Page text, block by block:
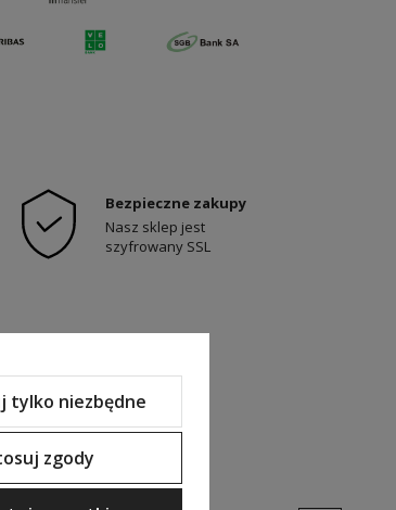
Bezpieczne zakupy
Nasz sklep jest
szyfrowany SSL
tylko niezbędne
zgody